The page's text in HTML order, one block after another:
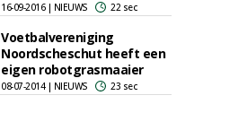
16-09-2016 | NIEUWS 22 sec
Voetbalvereniging
Noordscheschut heeft een
eigen robotgrasmaaier
08-07-2014 | NIEUWS 23 sec